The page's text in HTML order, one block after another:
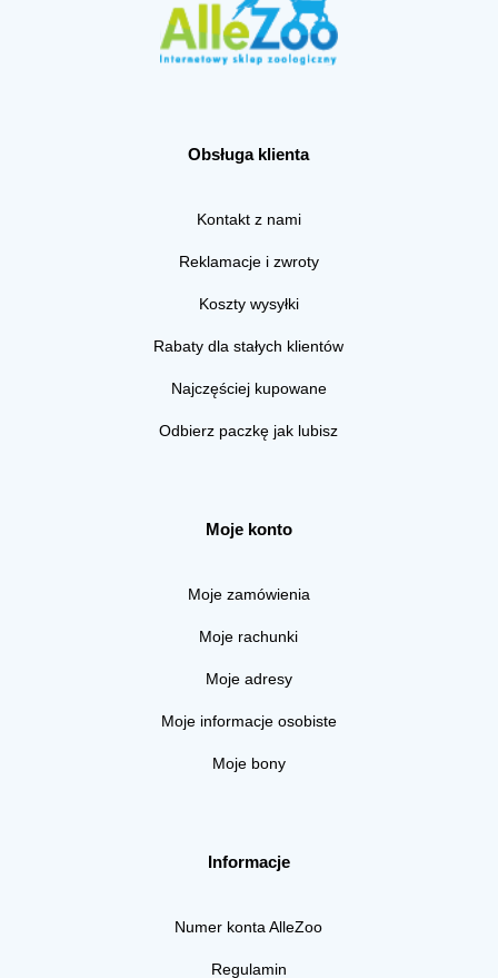
Obsługa klienta
Kontakt z nami
Reklamacje i zwroty
Koszty wysyłki
Rabaty dla stałych klientów
Najczęściej kupowane
Odbierz paczkę jak lubisz
Moje konto
Moje zamówienia
Moje rachunki
Moje adresy
Moje informacje osobiste
Moje bony
Informacje
Numer konta AlleZoo
Regulamin